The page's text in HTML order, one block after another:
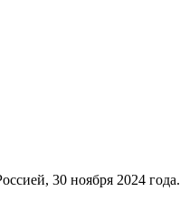
30 ноября 2024 года.